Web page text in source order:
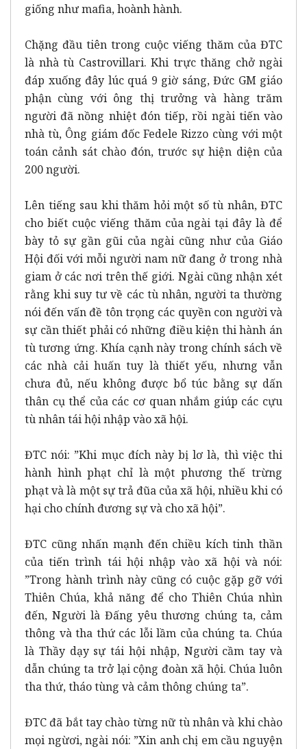
giống như mafia, hoành hành.
Chặng đầu tiên trong cuộc viếng thăm của ĐTC
là nhà tù Castrovillari. Khi trực thăng chở ngài
đáp xuống đây lúc quá 9 giờ sáng, Đức GM giáo
phận cùng với ông thị trưởng và hàng trăm
người đã nồng nhiệt đón tiếp, rồi ngài tiến vào
nhà tù, Ông giám đốc Fedele Rizzo cùng với một
toán cảnh sát chào đón, trước sự hiện diện của
200 người.
Lên tiếng sau khi thăm hỏi một số tù nhân, ĐTC
cho biết cuộc viếng thăm của ngài tại đây là để
bày tỏ sự gần gũi của ngài cũng như của Giáo
Hội đối với mỗi người nam nữ đang ở trong nhà
giam ở các nơi trên thế giới. Ngài cũng nhận xét
rằng khi suy tư về các tù nhân, người ta thường
nói đến vấn đề tôn trọng các quyền con người và
sự cần thiết phải có những điều kiện thi hành án
tù tương ứng. Khía cạnh này trong chính sách về
các nhà cải huấn tuy là thiết yếu, nhưng vẫn
chưa đủ, nếu không được bổ túc bằng sự dấn
thân cụ thể của các cơ quan nhắm giúp các cựu
tù nhân tái hội nhập vào xã hội.
ĐTC nói: ”Khi mục đích này bị lơ là, thì việc thi
hành hình phạt chỉ là một phương thế trừng
phạt và là một sự trả đũa của xã hội, nhiều khi có
hại cho chính đương sự và cho xã hội”.
ĐTC cũng nhấn mạnh đến chiều kích tinh thần
của tiến trình tái hội nhập vào xã hội và nói:
”Trong hành trình này cũng có cuộc gặp gỡ với
Thiên Chúa, khả năng để cho Thiên Chúa nhìn
đến, Người là Đấng yêu thương chúng ta, cảm
thông và tha thứ các lỗi lầm của chúng ta. Chúa
là Thầy dạy sự tái hội nhập, Người cầm tay và
dẫn chúng ta trở lại cộng đoàn xã hội. Chúa luôn
tha thứ, tháo tùng và cảm thông chúng ta”.
ĐTC đã bắt tay chào từng nữ tù nhân và khi chào
mọi ngừơi, ngài nói: ”Xin anh chị em cầu nguyện